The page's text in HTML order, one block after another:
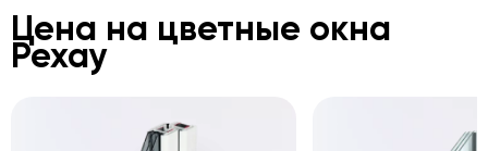
Цена на цветные окна
Рехау